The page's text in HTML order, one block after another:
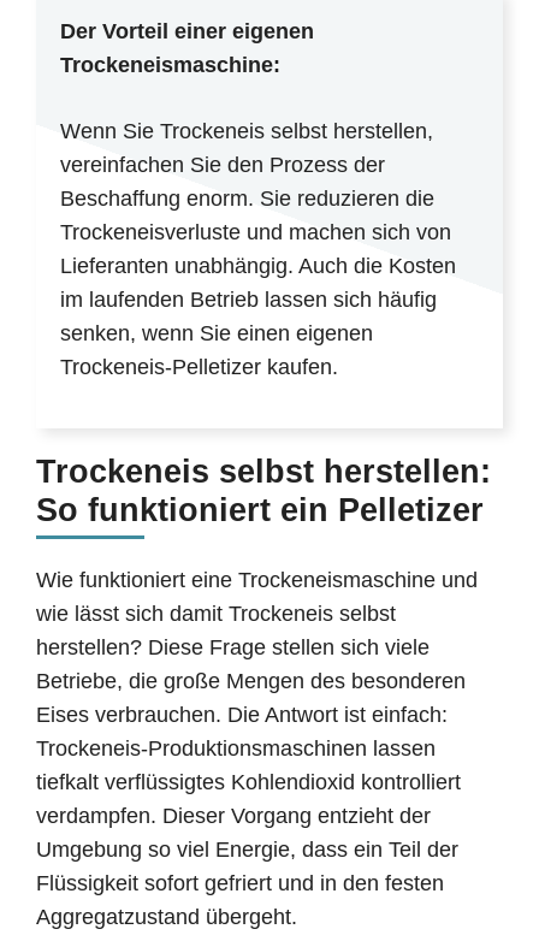
Der Vorteil einer eigenen
Trockeneismaschine:
Wenn Sie Trockeneis selbst herstellen,
vereinfachen Sie den Prozess der
Beschaffung enorm. Sie reduzieren die
Trockeneisverluste und machen sich von
Lieferanten unabhängig. Auch die Kosten
im laufenden Betrieb lassen sich häufig
senken, wenn Sie einen eigenen
Trockeneis-Pelletizer kaufen.
Trockeneis selbst herstellen:
So funktioniert ein Pelletizer
Wie funktioniert eine Trockeneismaschine und
wie lässt sich damit Trockeneis selbst
herstellen? Diese Frage stellen sich viele
Betriebe, die große Mengen des besonderen
Eises verbrauchen. Die Antwort ist einfach:
Trockeneis-Produktionsmaschinen lassen
tiefkalt verflüssigtes Kohlendioxid kontrolliert
verdampfen. Dieser Vorgang entzieht der
Umgebung so viel Energie, dass ein Teil der
Flüssigkeit sofort gefriert und in den festen
Aggregatzustand übergeht.